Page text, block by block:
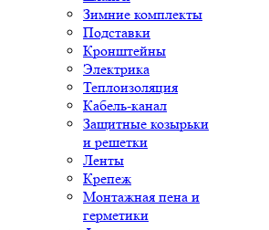
Зимние комплекты
Подставки
Кронштейны
Электрика
Теплоизоляция
Кабель-канал
Защитные козырьки
и решетки
Ленты
Крепеж
Монтажная пена и
герметики